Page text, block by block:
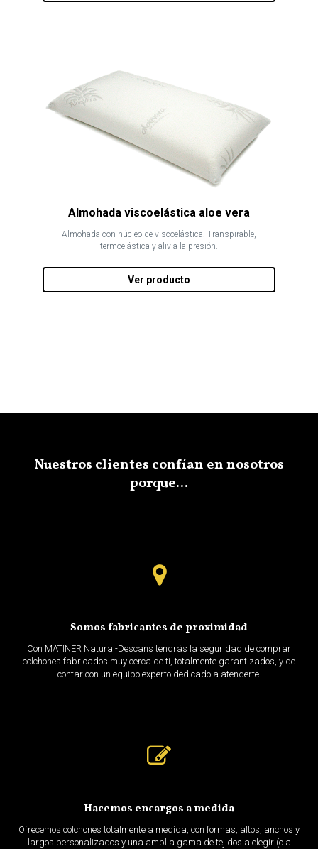
Almohada viscoelástica aloe vera
Almohada con núcleo de viscoelástica. Transpirable,
termoelástica y alivia la presión.
Ver producto
Nuestros clientes confían en nosotros
porque...
Somos fabricantes de proximidad
Con MATINER Natural-Descans tendrás la seguridad de comprar
colchones fabricados muy cerca de ti, totalmente garantizados, y de
contar con un equipo experto dedicado a atenderte.
Hacemos encargos a medida
Ofrecemos colchones totalmente a medida, con formas, altos, anchos y
largos personalizados y una amplia gama de tejidos a elegir (o a